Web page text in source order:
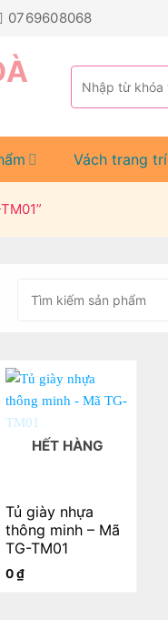
0769608068
Tìm
kiếm:
Vách trang trí
HẾT HÀNG
Tủ giày nhựa
thông minh – Mã
TG-TM01
0₫